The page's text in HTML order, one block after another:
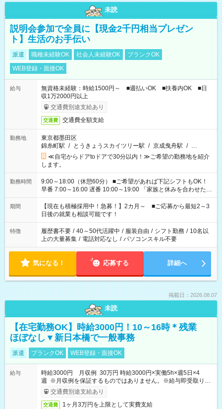
未読
説明会参加で全員に【現金2千円相当プレゼン
ト】生活のお手伝い
派遣 職種未経験OK 社会人未経験OK
ブランクOK
WEB登録・面接OK
給与
無資格未経験：時給1500円～ ■週払いOK ■扶養内OK ■日
収1万2000円以上
交通費別途支給あり
交通費 交通費全額支給
勤務地
東京都墨田区
錦糸町駅 / とうきょうスカイツリー駅 / 京成曳舟駅 / …
≪自宅からドアtoドアで30分以内！≫ご希望の勤務地を紹介
します。
勤務時間
9:00～18:00（休憩60分） ■ご希望があれば下記シフトもOK！
早番 7:00～16:00 遅番 10:00～19:00 「家族と休みを合わせた
い」 「余裕を持って夕飯の準備がしたい」 「できれば残業はし
たくない」 など、ご希望を教えてくださいね。 ※Wワーク希望
の方へ 今ご覧のお仕事で希望する勤務時間と、もう1つのお仕事
の勤務時間。 合計で週40時間を超える場合は応募できません。
期間
【現在も積極採用中！急募！】2カ月～ ■ご応募から最短2～3
日後の就業も相談可能です！
特徴 履歴書不要 / 40～50代活躍中 / 服装自由 / シフト勤務 / 10名以
上の大量募集 / 電話対応なし / パソコンスキル不要
気になる！ 応募する 詳細へ
掲載日：2026.08.07
未読
【在宅勤務OK】時給3000円！10～16時＊残業
ほぼなし▼新日本橋で一般事務
派遣 ブランクOK WEB登録・面接OK
給与
時給3000円 月収例 30万円 時給3000円×実働5h×週5日×4
週 ※月収例を保証するものではありません。※給与即受取りサ
ービス利用可（利用条件有）
交通費別途支給あり
交通費 1ヶ月3万円を上限として実費支給